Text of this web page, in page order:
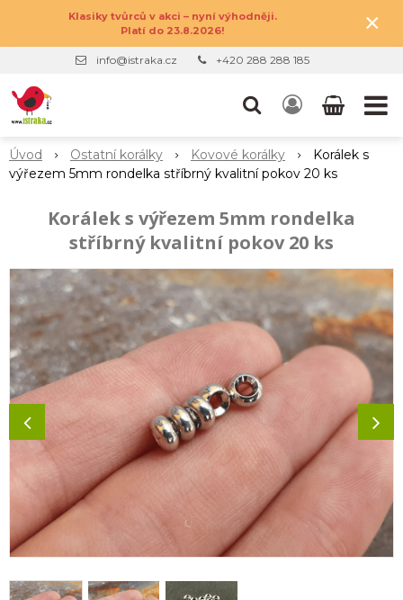
Klasiky tvůrců v akci – nyní výhodněji.
Platí do 23.8.2026!
×
info@istraka.cz +420 288 288 185
Úvod Ostatní korálky Kovové korálky
Korálek s
výřezem 5mm rondelka stříbrný kvalitní pokov 20 ks
Korálek s výřezem 5mm rondelka
stříbrný kvalitní pokov 20 ks